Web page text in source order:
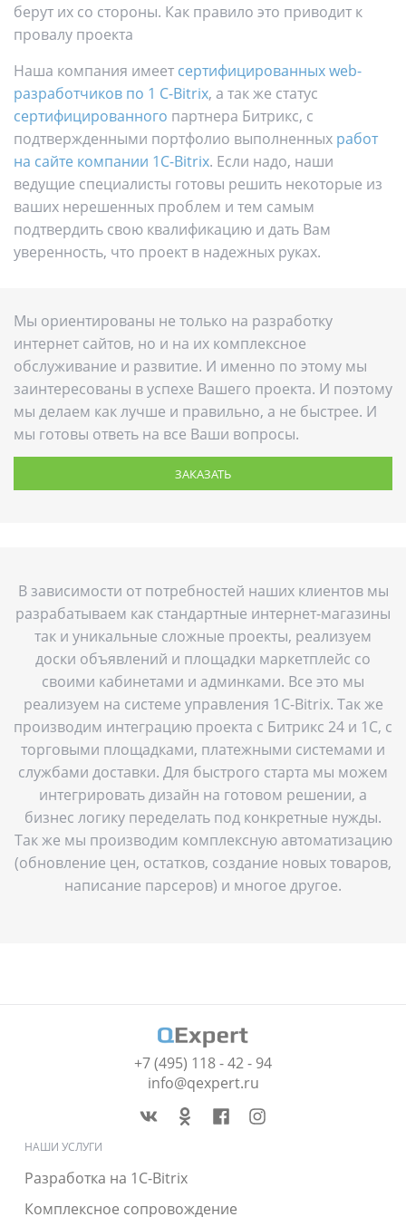
берут их со стороны. Как правило это приводит к
провалу проекта
Наша компания имеет сертифицированных web-
разработчиков по 1 C-Bitrix, а так же статус
сертифицированного партнера Битрикс, с
подтвержденными портфолио выполненных работ
на сайте компании 1C-Bitrix. Если надо, наши
ведущие специалисты готовы решить некоторые из
ваших нерешенных проблем и тем самым
подтвердить свою квалификацию и дать Вам
уверенность, что проект в надежных руках.
Мы ориентированы не только на разработку
интернет сайтов, но и на их комплексное
обслуживание и развитие. И именно по этому мы
заинтересованы в успехе Вашего проекта. И поэтому
мы делаем как лучше и правильно, а не быстрее. И
мы готовы ответь на все Ваши вопросы.
ЗАКАЗАТЬ
В зависимости от потребностей наших клиентов мы
разрабатываем как стандартные интернет-магазины
так и уникальные сложные проекты, реализуем
доски объявлений и площадки маркетплейс со
своими кабинетами и админками. Все это мы
реализуем на системе управления 1C-Bitrix. Так же
производим интеграцию проекта с Битрикс 24 и 1С, с
торговыми площадками, платежными системами и
службами доставки. Для быстрого старта мы можем
интегрировать дизайн на готовом решении, а
бизнес логику переделать под конкретные нужды.
Так же мы производим комплексную автоматизацию
(обновление цен, остатков, создание новых товаров,
написание парсеров) и многое другое.
+7 (495) 118 - 42 - 94
info@qexpert.ru
НАШИ УСЛУГИ
Разработка на 1C-Bitrix
Комплексное сопровождение